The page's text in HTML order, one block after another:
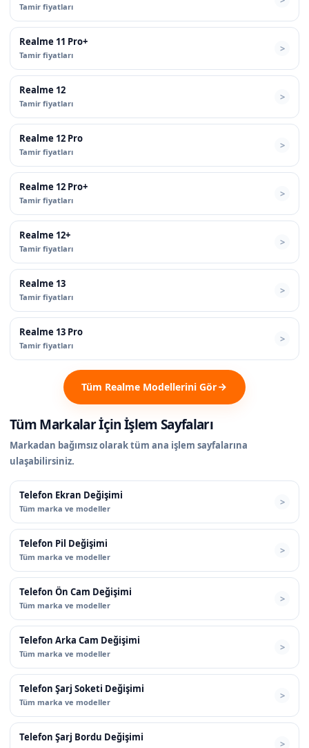
Tamir fiyatları
Realme 11 Pro+
Tamir fiyatları
Realme 12
Tamir fiyatları
Realme 12 Pro
Tamir fiyatları
Realme 12 Pro+
Tamir fiyatları
Realme 12+
Tamir fiyatları
Realme 13
Tamir fiyatları
Realme 13 Pro
Tamir fiyatları
Tüm Realme Modellerini Gör
Tüm Markalar İçin İşlem Sayfaları
Markadan bağımsız olarak tüm ana işlem sayfalarına
ulaşabilirsiniz.
Telefon Ekran Değişimi
Tüm marka ve modeller
Telefon Pil Değişimi
Tüm marka ve modeller
Telefon Ön Cam Değişimi
Tüm marka ve modeller
Telefon Arka Cam Değişimi
Tüm marka ve modeller
Telefon Şarj Soketi Değişimi
Tüm marka ve modeller
Telefon Şarj Bordu Değişimi